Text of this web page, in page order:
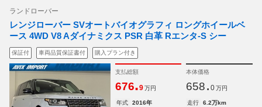
ランドローバー
レンジローバー SVオートバイオグラフィ ロングホイールベ
ース 4WD V8 Aダイナミクス PSR 白革 Rエンタ-S シー
保証付 車両品質保証書付 購入プラン付き
支払総額
676.9 万円
本体価格
658. 0 万円
年式 2016年 走行
6.2万km